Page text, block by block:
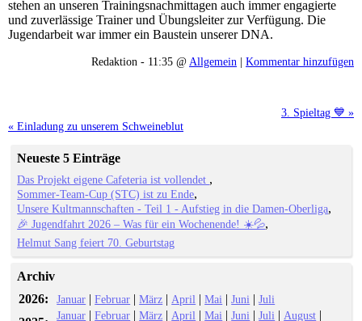
stehen an unseren Trainingsnachmittagen auch immer engagierte
und zuverlässige Trainer und Übungsleiter zur Verfügung. Die
Jugendarbeit war immer ein Baustein unserer DNA.
Redaktion - 11:35 @ Allgemein | Kommentar hinzufügen
3. Spieltag 💙 »
« Einladung zu unserem Schweineblut
Neueste 5 Einträge
Das Projekt eigene Cafeteria ist vollendet
Sommer-Team-Cup (STC) ist zu Ende
Unsere Kultmannschaften - Teil 1 - Aufstieg in die Damen-Oberliga
🎉 Jugendfahrt 2026 – Was für ein Wochenende! ☀️💦
Helmut Sang feiert 70. Geburtstag
Archiv
2026:
Januar |Februar |März | April |Mai |Juni |Juli
Januar |Februar |März | April |Mai |Juni |Juli | August |